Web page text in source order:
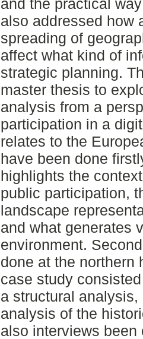
and the practical
also addressed how
spreading of
affect what kind of
strategic planning.
master thesis to
analysis from a
participation in a
relates to the
have been done
highlights the
public participation,
landscape
and what generates
environment.
done at the northern
case study
a structural
analysis of the
also interviews